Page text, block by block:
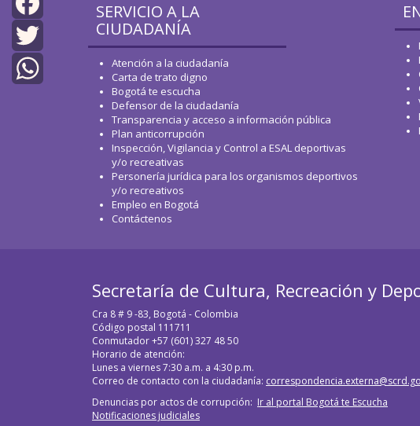
Facebook
Twitter
SERVICIO A LA
CIUDADANÍA
Atención a la ciudadanía
Carta de trato digno
Bogotá te escucha
Defensor de la ciudadanía
Transparencia y acceso a información pública
Plan anticorrupción
Inspección, Vigilancia y Control a ESAL deportivas
y/o recreativas
Personería jurídica para los organismos deportivos
y/o recreativos
Empleo en Bogotá
Contáctenos
Secretaría de Cultura, Recreación y
Cra 8 # 9 -83, Bogotá - Colombia
Código postal 111711
Conmutador +57 (601) 327 48 50
Horario de atención:
Lunes a viernes 7:30 a.m. a 4:30 p.m.
Correo de contacto con la ciudadanía:
Denuncias por actos de corrupción: Ir al portal Bogotá te Escucha
Notificaciones judiciales